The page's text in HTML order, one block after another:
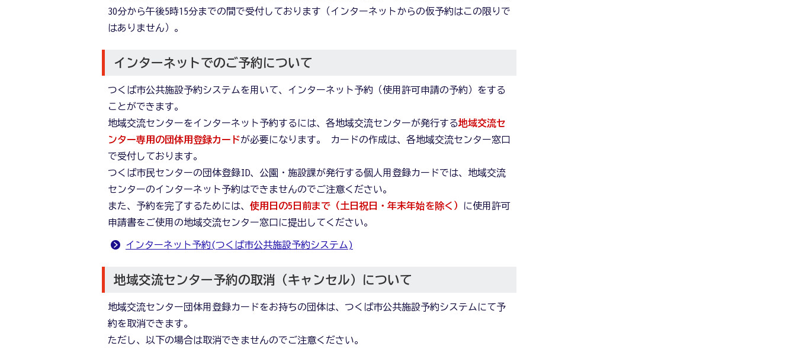
30分から午後5時15分までの間で受付しております（インターネットからの仮予約はこの限りで
はありません）。
インターネットでのご予約について
つくば市公共施設予約システムを用いて、インターネット予約（使用許可申請の予約）をする
ことができます。
地域交流センターをインターネット予約するには、各地域交流センターが発行する地域交流セ
ンター専用の団体用登録カードが必要になります。 カードの作成は、各地域交流センター窓口
で受付しております。
つくば市民センターの団体登録ID、公園・施設課が発行する個人用登録カードでは、地域交流
センターのインターネット予約はできませんのでご注意ください。
また、予約を完了するためには、 使用日の5日前まで（土日祝日・年末年始を除く）
に使用許可
申請書をご使用の地域交流センター窓口に提出してください。
インターネット予約(つくば市公共施設予約システム)
地域交流センター予約の取消（キャンセル）について
地域交流センター団体用登録カードをお持ちの団体は、つくば市公共施設予約システムにて予
約を取消できます。
ただし、以下の場合は取消できませんのでご注意ください。